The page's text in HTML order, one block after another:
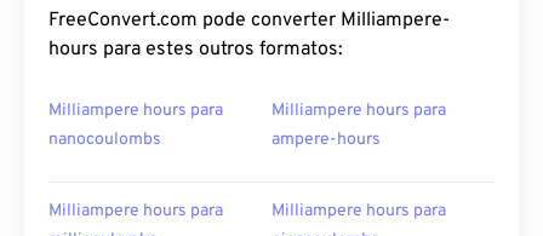
FreeConvert.com pode converter Milliampere-
hours para estes outros formatos:
Milliampere hours para
nanocoulombs
Milliampere hours para
ampere-hours
Milliampere hours para
Milliampere hours para